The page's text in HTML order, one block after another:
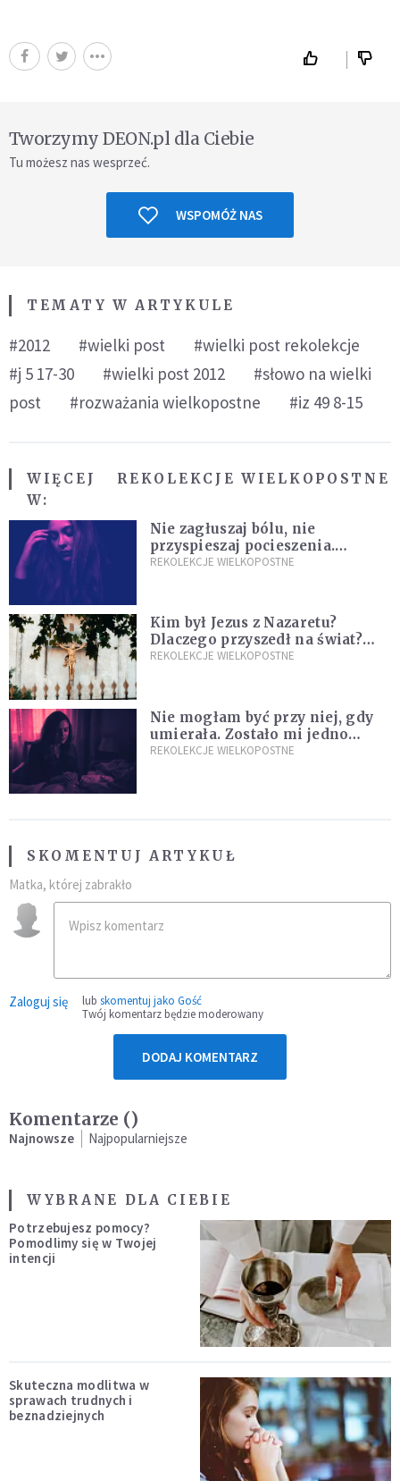
Tworzymy DEON.pl dla Ciebie
Tu możesz nas wesprzeć.
WSPOMÓŻ NAS
TEMATY W ARTYKULE
#2012 #wielki post
#wielki post rekolekcje
#j 5 17-30
#wielki post 2012
#słowo na wielki
post
#rozważania wielkopostne #iz 49 8-15
WIĘCEJ
W:
REKOLEKCJE WIELKOPOSTNE
Nie zagłuszaj bólu, nie
przyspieszaj pocieszenia.
Przyjmij ciszę zamiast rzucać się
REKOLEKCJE WIELKOPOSTNE
Kim był Jezus z Nazaretu?
Dlaczego przyszedł na świat?
I dlaczego umarł?
REKOLEKCJE WIELKOPOSTNE
Nie mogłam być przy niej, gdy
umierała. Zostało mi jedno
wspomnienie [Siedem Boleści]
REKOLEKCJE WIELKOPOSTNE
SKOMENTUJ ARTYKUŁ
Matka, której zabrakło
Zaloguj się lub skomentuj jako Gość
Twój komentarz będzie moderowany
DODAJ KOMENTARZ
Komentarze ()
Najnowsze Najpopularniejsze
WYBRANE DLA CIEBIE
Potrzebujesz pomocy?
Pomodlimy się w Twojej
intencji
Skuteczna modlitwa w
sprawach trudnych i
beznadziejnych